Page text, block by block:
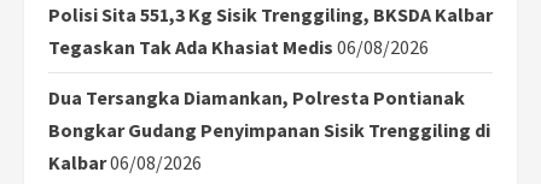
Polisi Sita 551,3 Kg Sisik Trenggiling, BKSDA Kalbar
Tegaskan Tak Ada Khasiat Medis 06/08/2026
Dua Tersangka Diamankan, Polresta Pontianak
Bongkar Gudang Penyimpanan Sisik Trenggiling di
Kalbar06/08/2026